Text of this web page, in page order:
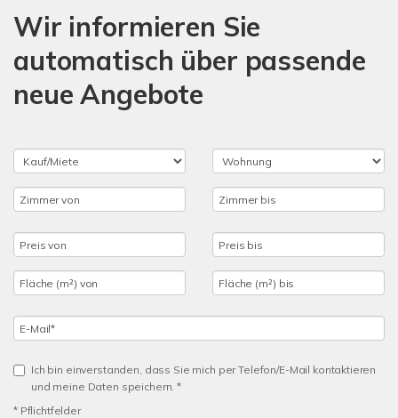
Wir informieren Sie
automatisch über passende
neue Angebote
Ich bin einverstanden, dass Sie mich per Telefon/E-Mail kontaktieren
und meine Daten speichern. *
* Pflichtfelder